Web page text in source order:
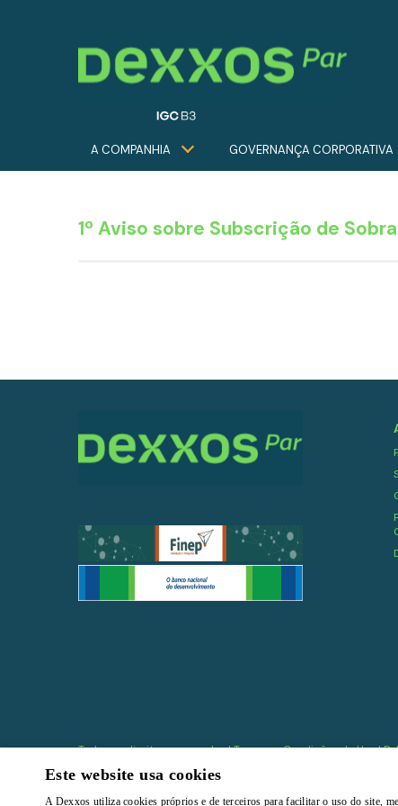
A COMPANHIA GOVERNANÇA CORPORATIVA
1º Aviso sobre Subscrição de
Todos os direitos reservados |Termos e Condições de Uso|
Este website usa cookies
A Dexxos utiliza cookies próprios e de terceiros para facilitar o uso do site,